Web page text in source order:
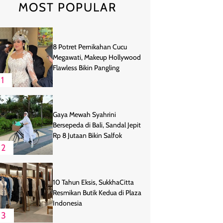
MOST POPULAR
1
8 Potret Pernikahan Cucu
Megawati, Makeup Hollywood
Flawless Bikin Pangling
2
Gaya Mewah Syahrini
Bersepeda di Bali, Sandal Jepit
Rp 8 Jutaan Bikin Salfok
3
10 Tahun Eksis, SukkhaCitta
Resmikan Butik Kedua di Plaza
Indonesia